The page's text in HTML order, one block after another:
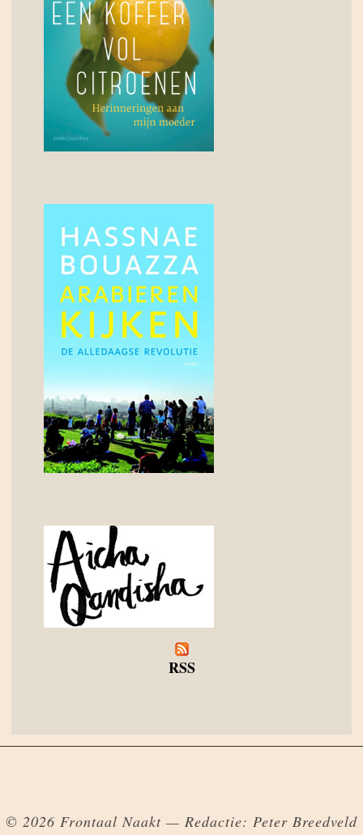
RSS
© 2026 Frontaal Naakt — Redactie: Peter Breedveld